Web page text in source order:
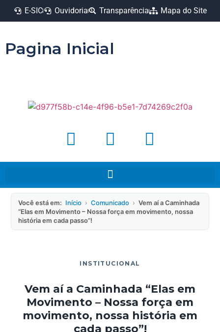
E-SIC Ouvidoria Transparência Mapa do Site
Pagina Inicial
Você está em: Início › Comunicado › Vem aí a Caminhada
“Elas em Movimento – Nossa força em movimento, nossa
história em cada passo”!
INSTITUCIONAL
Vem aí a Caminhada “Elas em
Movimento – Nossa força em
movimento, nossa história em
cada passo”!